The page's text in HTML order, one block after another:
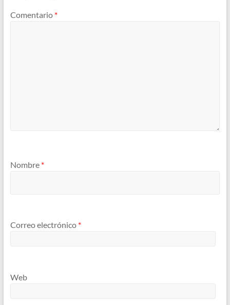
Comentario *
Nombre *
Correo electrónico *
Web